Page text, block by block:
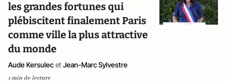
les grandes fortunes qui
plébiscitent finalement Paris
comme ville la plus attractive
du monde
Aude Kersulec et Jean-Marc Sylvestre
1 min de lecture